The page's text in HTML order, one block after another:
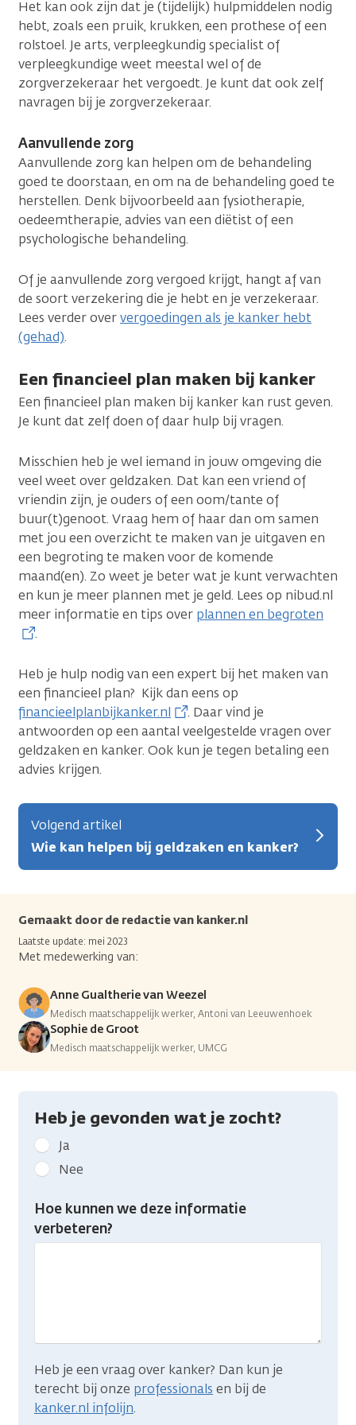
Het kan ook zijn dat je (tijdelijk) hulpmiddelen nodig
hebt, zoals een pruik, krukken, een prothese of een
rolstoel. Je arts, verpleegkundig specialist of
verpleegkundige weet meestal wel of de
zorgverzekeraar het vergoedt. Je kunt dat ook zelf
navragen bij je zorgverzekeraar.
Aanvullende zorg
Aanvullende zorg kan helpen om de behandeling
goed te doorstaan, en om na de behandeling goed te
herstellen. Denk bijvoorbeeld aan fysiotherapie,
oedeemtherapie, advies van een diëtist of een
psychologische behandeling.
Of je aanvullende zorg vergoed krijgt, hangt af van
de soort verzekering die je hebt en je verzekeraar.
Lees verder oververgoedingen als je kanker hebt
(gehad).
Een financieel plan maken bij kanker
Een financieel plan maken bij kanker kan rust geven.
Je kunt dat zelf doen of daar hulp bij vragen.
Misschien heb je wel iemand in jouw omgeving die
veel weet over geldzaken. Dat kan een vriend of
vriendin zijn, je ouders of een oom/tante of
buur(t)genoot. Vraag hem of haar dan om samen
met jou een overzicht te maken van je uitgaven en
een begroting te maken voor de komende
maand(en). Zo weet je beter wat je kunt verwachten
en kun je meer plannen met je geld. Lees op nibud.nl
meer informatie en tips over plannen en begroten
.
Heb je hulp nodig van een expert bij het maken van
een financieel plan? Kijk dan eens op
financieelplanbijkanker.nl
. Daar vind je
antwoorden op een aantal veelgestelde vragen over
geldzaken en kanker. Ook kun je tegen betaling een
advies krijgen.
Volgend artikel
Wie kan helpen bij geldzaken en kanker?
Gemaakt door de redactie van kanker.nl
Laatste update: mei 2023
Met medewerking van:
Anne Gualtherie van Weezel
Medisch maatschappelijk werker, Antoni van Leeuwenhoek
Sophie de Groot
Medisch maatschappelijk werker, UMCG
Heb je gevonden wat je zocht?
Geef
kanker.nl
feedback:
Heb
gevonden
Ja
Nee
Hoe kunnen we deze informatie
verbeteren?
Heb je een vraag over kanker? Dan kun je
terecht bij onze professionals en bij de
kanker.nl infolijn.